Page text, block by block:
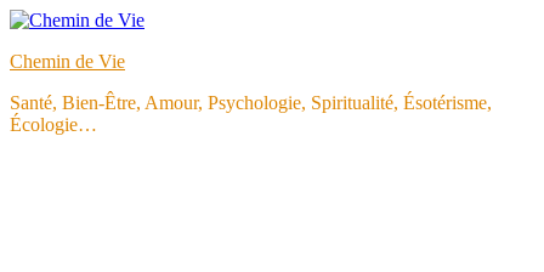
Aller
contenu
Chemin de Vie
Santé, Bien-Être, Amour, Psychologie, Spiritualité, Ésotérisme,
Écologie…